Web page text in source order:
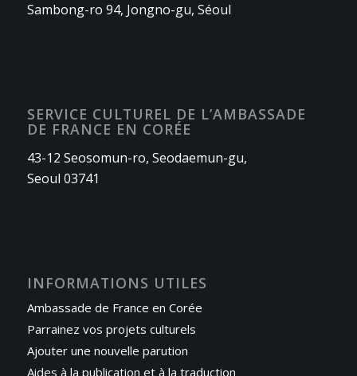
Sambong-ro 94, Jongno-gu, Séoul
SERVICE CULTUREL DE L’AMBASSADE
DE FRANCE EN CORÉE
43-12 Seosomun-ro, Seodaemun-gu,
Seoul 03741
INFORMATIONS UTILES
Ambassade de France en Corée
Parrainez vos projets culturels
Ajouter une nouvelle parution
Aides à la publication et à la traduction